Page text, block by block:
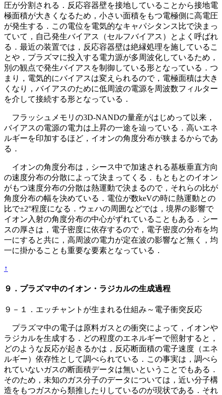
圧が分割される．反応容器壁を接地していることから接地電
極面積が大きくなるため，小さい面積をもつ電極側に高電圧
が発生する．この電位を電気的なキャパシタンス比で決まっ
ていて，自己発生バイアス（セルフバイアス）とよく呼ばれ
る．最近の装置では，反応容器壁は絶縁処理を施しているこ
とや，プラズマに投入する電力源が多周波化しているため，
別の観点で発生バイアスを制御している形となっている．つ
まり，電気的にバイアスは変えられるので，電極面積は大き
くなり，バイアスのために低周波の電源を周波数フィルター
を介して接続する形となっている．
フラッシュメモリの3D-NANDの量産がはじめって以来，
バイアスの電源の電力は上昇の一途を辿っている．高いエネ
ルギーを印加するほど，イオンの角度分布が狭まるからであ
る．
イオンの角度分布は，シース中で加速される基板垂直方向
の速度分布の分散によって決まってくる．もともとのイオン
がもつ速度分布の分散は熱運動で決まるので，それらの比が
角度分布の幅を決めている．電位が数keVの時に熱運動との
比で±2°程度になる．ウェハの周囲などでは，境界の影響で
イオン入射の角度分布の中心がずれていることもある．シー
スの厚さは，電子密度に依存するので，電子密度の分布を均
一にすると共に，高周波の電力が定在波の影響など無く，均
一に掛かることも重要な要素となっている．
↑
９．プラズマ中のイオン・ラジカルの生成過程
９－１．エッチャントが生まれる仕組み～電子衝突反応
プラズマ中の電子は原料ガスとの衝突によって，イオンや
ラジカルを生成する．どの程度のエネルギーで照射すると，
どのような反応が起きるかは，反応断面積の電子速度（エネ
ルギー）依存性として調べられている．この事実は，調べら
れていないガスの断面積データは無いということでもある．
そのため，未知のガス分子のデータについては，近い分子構
造をもつガスから類推したりしているのが現状である．それ